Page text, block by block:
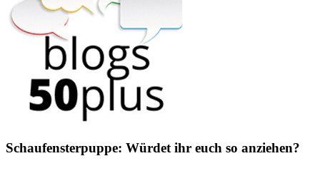
Schaufensterpuppe: Würdet ihr euch so anziehen?